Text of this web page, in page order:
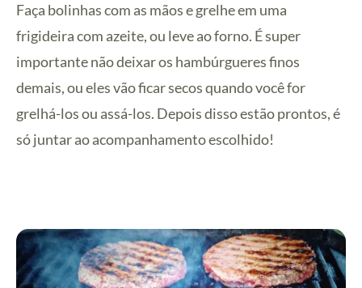
Faça bolinhas com as mãos e grelhe em uma
frigideira com azeite, ou leve ao forno. É super
importante não deixar os hambúrgueres finos
demais, ou eles vão ficar secos quando você for
grelhá-los ou assá-los. Depois disso estão prontos, é
só juntar ao acompanhamento escolhido!